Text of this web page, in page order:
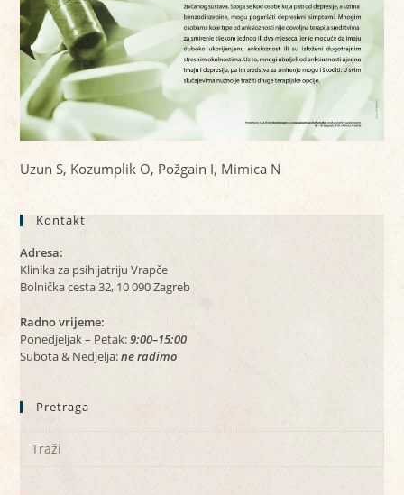
Uzun S, Kozumplik O, Požgain I, Mimica N
Kontakt
Adresa:
Klinika za psihijatriju Vrapče
Bolnička cesta 32, 10 090 Zagreb
Radno vrijeme:
Ponedjeljak – Petak:9:00–15:00
Subota & Nedjelja:ne radimo
Pretraga